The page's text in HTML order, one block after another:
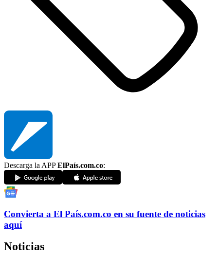
Descarga la APPElPaís.com.co:
Convierta a El País.com.co en su fuente de noticias
aquí
Noticias